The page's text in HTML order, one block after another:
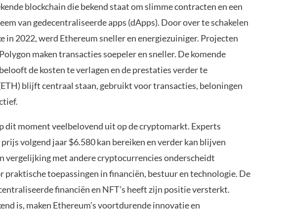
blockchain die bekend staat om slimme contracten en een
van gedecentraliseerde apps (dApps). Door over te schakelen
in 2022, werd Ethereum sneller en energiezuiniger. Projecten
maken transacties soepeler en sneller. De komende
de kosten te verlagen en de prestaties verder te
blijft centraal staan, gebruikt voor transacties, beloningen
dit moment veelbelovend uit op de cryptomarkt. Experts
volgend jaar $6.580 kan bereiken en verder kan blijven
vergelijking met andere cryptocurrencies onderscheidt
praktische toepassingen in financiën, bestuur en technologie. De
financiën en NFT’s heeft zijn positie versterkt.
is, maken Ethereum’s voortdurende innovatie en